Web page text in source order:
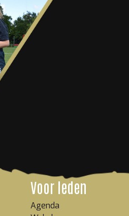
Voor leden
Agenda